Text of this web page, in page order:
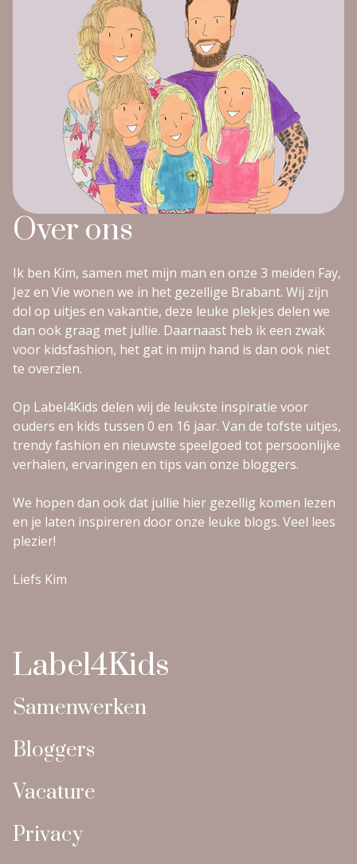
Over ons
Ik ben Kim, samen met mijn man en onze 3 meiden Fay,
Jez en Vie wonen we in het gezellige Brabant. Wij zijn
dol op uitjes en vakantie, deze leuke plekjes delen we
dan ook graag met jullie. Daarnaast heb ik een zwak
voor kidsfashion, het gat in mijn hand is dan ook niet
te overzien.
Op Label4Kids delen wij de leukste inspiratie voor
ouders en kids tussen 0 en 16 jaar. Van de tofste uitjes,
trendy fashion en nieuwste speelgoed tot persoonlijke
verhalen, ervaringen en tips van onze bloggers.
We hopen dan ook dat jullie hier gezellig komen lezen
en je laten inspireren door onze leuke blogs. Veel lees
plezier!
Liefs Kim
Label4Kids
Samenwerken
Bloggers
Vacature
Privacy